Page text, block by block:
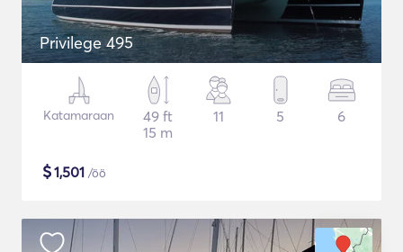
Privilege 495
Katamaraan
49 ft
15 m
11 5 6
$1,501 /öö